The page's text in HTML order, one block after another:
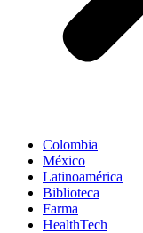
Colombia
México
Latinoamérica
Biblioteca
Farma
HealthTech